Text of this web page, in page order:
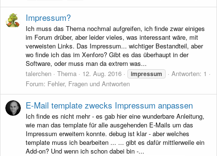
Impressum?
Ich muss das Thema nochmal aufgreifen, ich finde zwar einiges
im Forum drüber, aber leider vieles, was interessant wäre, mit
verweisten Links. Das Impressum... wichtiger Bestandteil, aber
wo finde ich das im Xenforo? Gibt es das überhaupt in der
Software, oder muss man da extrern was...
talerchen
Thema 12. Aug. 2016 impressum
Antworten: 1
Forum: Fehler, Fragen und Antworten
E-Mail template zwecks Impressum anpassen
Ich finde es nicht mehr - es gab hier eine wunderbare Anleitung,
wie man das template für alle ausgehenden E-Mails um das
Impressum erweitern konnte. debug ist klar - aber welches
template muss ich bearbeiten ... ... gibt es dafür mittlerweile ein
Add-on? Und wenn ich schon dabei bin -...